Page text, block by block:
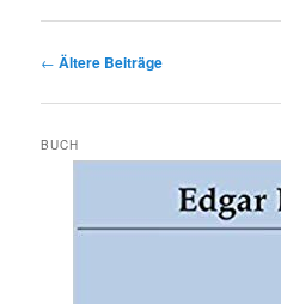
Beitragsnavigation
← Ältere Beiträge
BUCH